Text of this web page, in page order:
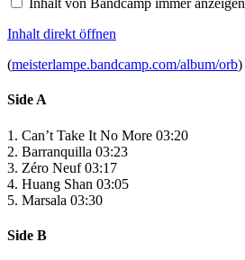
Inhalt von Bandcamp immer anzeigen
Inhalt direkt öffnen
(meisterlampe.bandcamp.com/album/orb)
Side A
1. Can’t Take It No More 03:20
2. Barranquilla 03:23
3. Zéro Neuf 03:17
4. Huang Shan 03:05
5. Marsala 03:30
Side B